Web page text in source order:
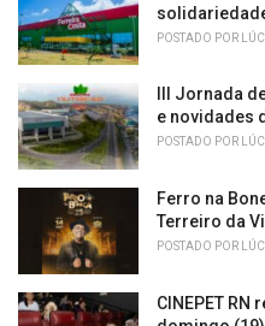
POSTADO POR
III Jornada
e novidades
POSTADO POR
Ferro na
Terreiro da
POSTADO POR
CINEPET RN